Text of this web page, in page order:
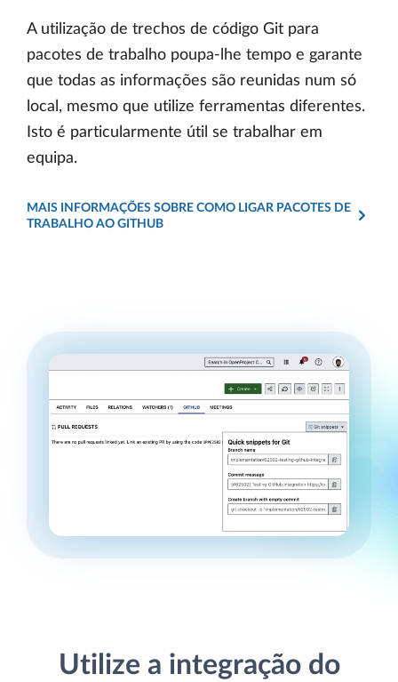
A utilização de trechos de código Git para
pacotes de trabalho poupa-lhe tempo e garante
que todas as informações são reunidas num só
local, mesmo que utilize ferramentas diferentes.
Isto é particularmente útil se trabalhar em
equipa.
MAIS INFORMAÇÕES SOBRE COMO LIGAR PACOTES DE
TRABALHO AO GITHUB
Utilize a integração do